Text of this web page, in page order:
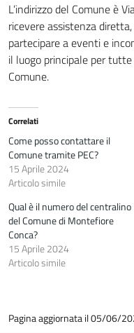
L’indirizzo del Comune è
ricevere assistenza
partecipare a eventi e
il luogo principale per
Comune.
Correlati
Come posso contattare il
Comune tramite PEC?
15 Aprile 2024
Articolo simile
Qual è il numero del centralino
del Comune di Montefiore
Conca?
15 Aprile 2024
Articolo simile
Pagina aggiornata il 05/06/